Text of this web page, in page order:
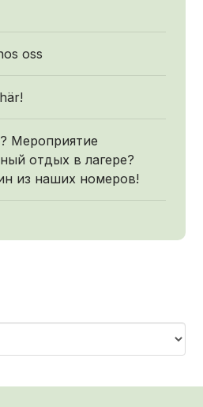
oss
Мероприятие
отдых в лагере?
из наших номеров!